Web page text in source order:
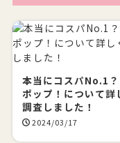
本当にコスパNo.1？
ポップ！について詳
調査しました！
2024/03/17